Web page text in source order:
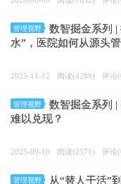
管理视野
数智掘金系列 |
水”，医院如何从源头
2025-11-12 阅读(4289) 评论
管理视野
数智掘金系列
难以兑现？
2025-09-10 阅读(2571) 评论
管理视野
从“替人干活”